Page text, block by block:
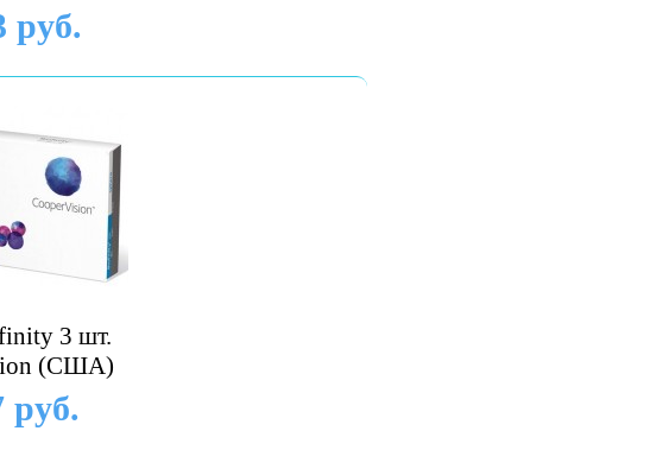
руб.
3 шт.
(США)
руб.